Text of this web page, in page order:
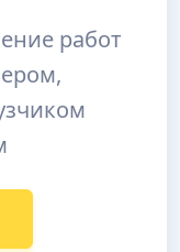
работ